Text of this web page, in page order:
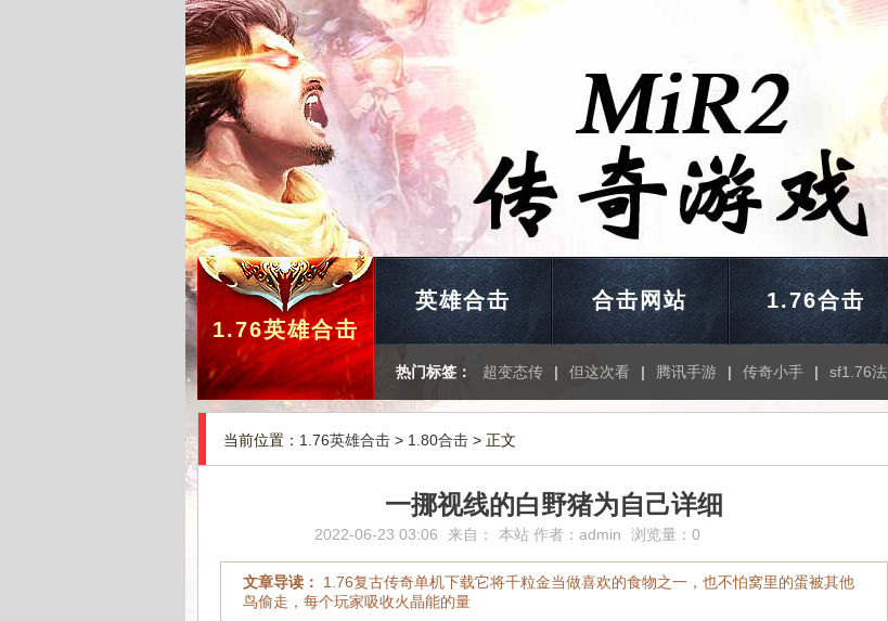
1.76英雄合击
英雄合击 合击网站 1.76合击
热门标签： 超变态传 | 但这次看 | 腾讯手游 | 传奇小手 | sf1.76法
当前位置： 1.76英雄合击 > 1.80合击 > 正文
一挪视线的白野猪为自己详细
2022-06-23 03:06 来自： 本站 作者： admin 浏览量：0
文章导读：
1.76复古传奇单机下载它将千粒金当做喜欢的食物之一，也不怕窝里的蛋被其他
鸟偷走，每个玩家吸收火晶能的量